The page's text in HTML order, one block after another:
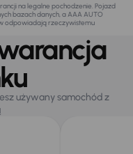
na legalne pochodzenie. Pojazd
bazach danych, a AAA AUTO
odpowiadają rzeczywistemu
używany samochód z